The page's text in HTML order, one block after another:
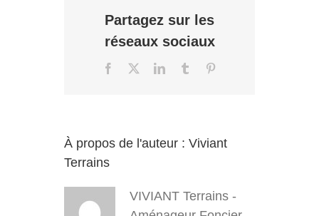
Partagez sur les
réseaux sociaux
Facebook LinkedInTumblr
À propos de l'auteur : Viviant
Terrains
VIVIANT Terrains -